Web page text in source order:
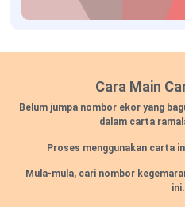
Cara Main
Belum jumpa nombor ekor yang
dalam carta
Proses menggunakan carta
Mula-mula, cari nombor
ini.